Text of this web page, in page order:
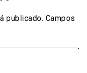
publicado. Campos